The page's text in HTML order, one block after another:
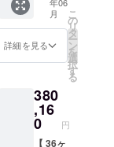
れま
す。 商
品開封
前には
必ずお
届けの
ンに貼
付され
たラベ
ルや注
意書き
トータ
ルプロ
ディー
ス＋艶
肌女神
1袋 姿
顔・
ウォー
キン
グ・ イ
ンナー
月
詳細を見る
こ
の
リ
タ
ー
ン
を
選
択
す
る
380
,16
0 円
【 36ヶ